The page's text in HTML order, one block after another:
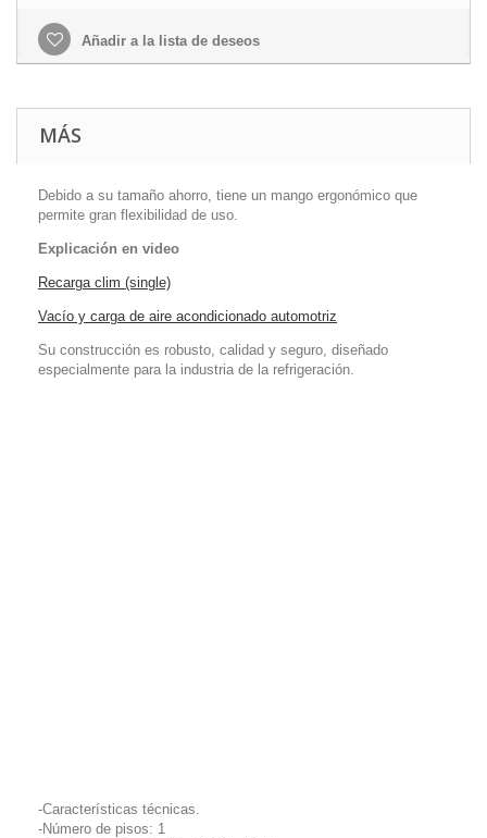
Añadir a la lista de deseos
MÁS
Debido a su tamaño ahorro, tiene un mango ergonómico que
permite gran flexibilidad de uso.
Explicación en video
Recarga clim (single)
Vacío y carga de aire acondicionado automotriz
Su construcción es robusto, calidad y seguro, diseñado
especialmente para la industria de la refrigeración.
-Características técnicas.
-Número de pisos: 1